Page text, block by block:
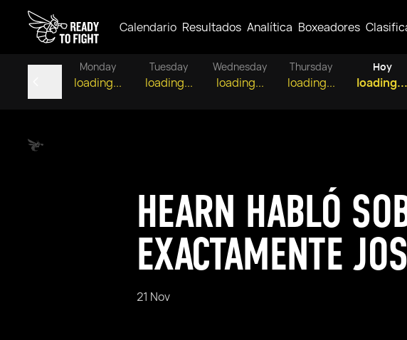
Calendario Resultados Analítica Boxeadores
Monday
loading...
Tuesday
loading...
Wednesday
loading...
Thursday
loading...
Hoy
loading...
HEARN HABLÓ
EXACTAMENTE
21 Nov